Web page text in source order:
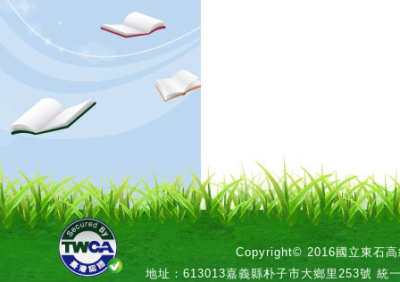
Copyright© 2016國立東石高
地址：613013嘉義縣朴子市大鄉里253號 統